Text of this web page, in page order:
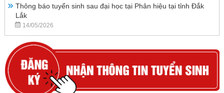
Thông báo tuyển sinh sau đại học tại Phân hiệu tại tỉnh Đắk
Lắk
14/05/2026